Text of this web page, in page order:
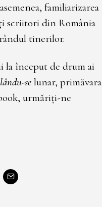
familiarizarea
scriitori din România
tinerilor.
la început de drum ai
selunar, primăvara
urmăriți-ne